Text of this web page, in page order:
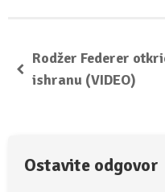
Rodžer Federer
ishranu (VIDEO)
Ostavite odgovor